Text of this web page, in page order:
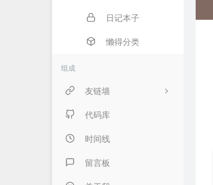
日记本子
懒得分类
组成
友链墙
内页链接 & 友链申请
FANTASY博客
伍言Blog
代码库
时间线
留言板